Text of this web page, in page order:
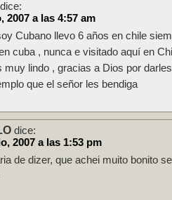
dice:
2007 a las 4:57 am
Cubano llevo 6 años en chile
cuba , nunca e visitado aquí en
muy lindo , gracias a Dios por
que el señor les bendiga
dice:
2007 a las 1:53 pm
de dizer, que achei muito bonito